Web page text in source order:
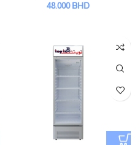
48.000BHD